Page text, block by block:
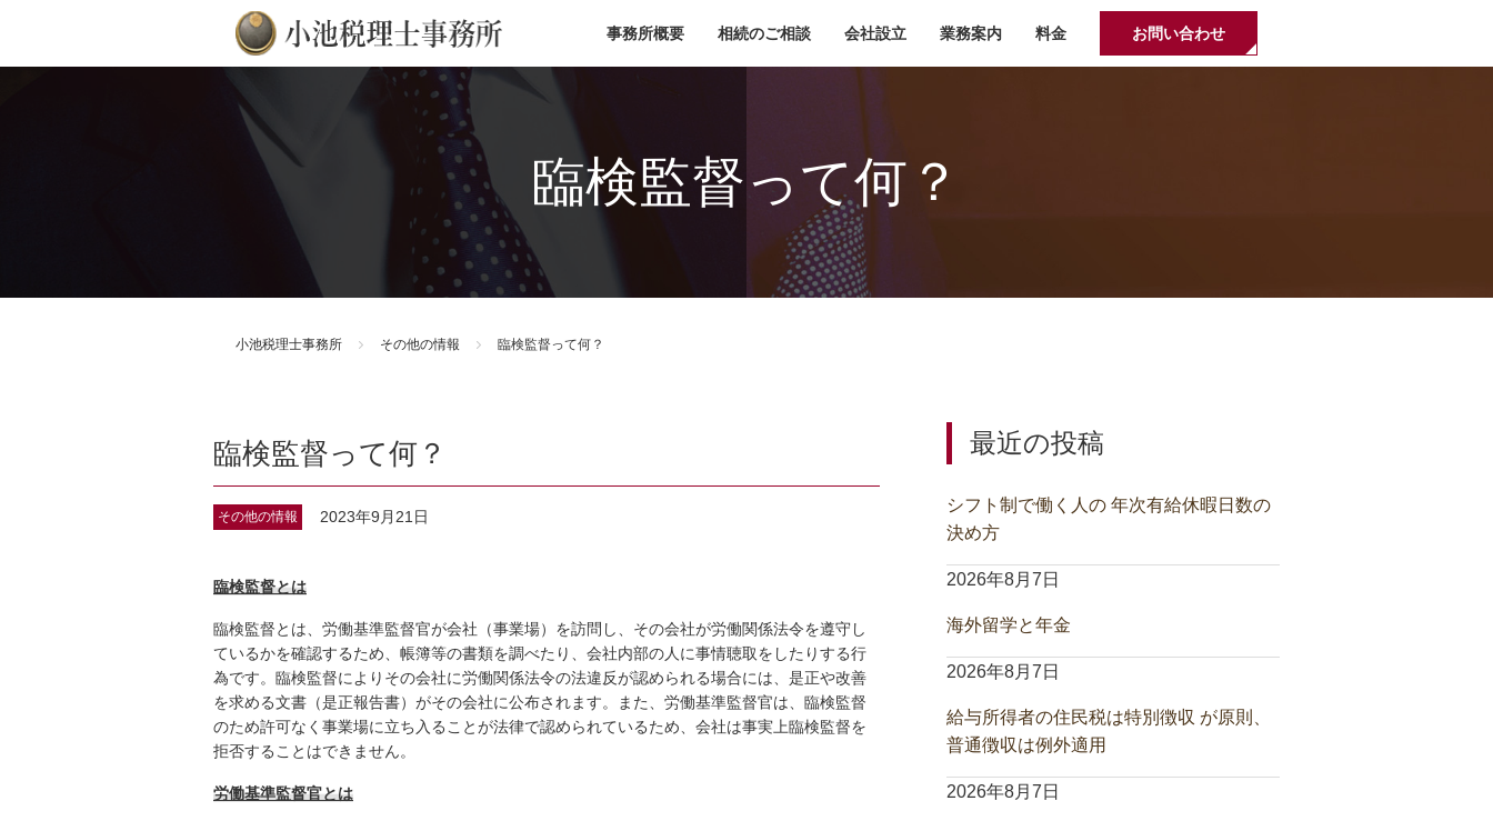
小池税理士事務所事務所概要 相続のご相談 会社設立 業務案内 料金 お問い合わせ
臨検監督って何？
小池税理士事務所 その他の情報 臨検監督って何？
臨検監督って何？
その他の情報 2023年9月21日
臨検監督とは
臨検監督とは、労働基準監督官が会社（事業場）を訪問し、その会社が労働関係法令を遵守し
ているかを確認するため、帳簿等の書類を調べたり、会社内部の人に事情聴取をしたりする行
為です。臨検監督によりその会社に労働関係法令の法違反が認められる場合には、是正や改善
を求める文書（是正報告書）がその会社に公布されます。また、労働基準監督官は、臨検監督
のため許可なく事業場に立ち入ることが法律で認められているため、会社は事実上臨検監督を
拒否することはできません。
労働基準監督官とは
最近の投稿
シフト制で働く人の 年次有給休暇日数の
決め方
2026年8月7日
海外留学と年金
2026年8月7日
給与所得者の住民税は特別徴収 が原則、
普通徴収は例外適用
2026年8月7日